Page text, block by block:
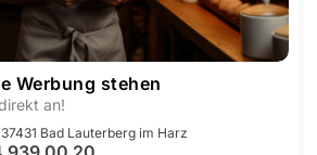
Werbung stehen
an!
Bad Lauterberg im Harz